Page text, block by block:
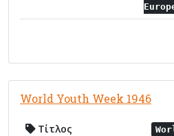
World Youth Week 1946
Τίτλος